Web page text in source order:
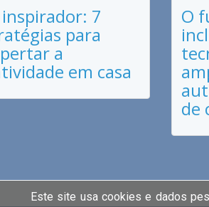
7
para
a
em casa
O
de
Este site usa cookies e dados